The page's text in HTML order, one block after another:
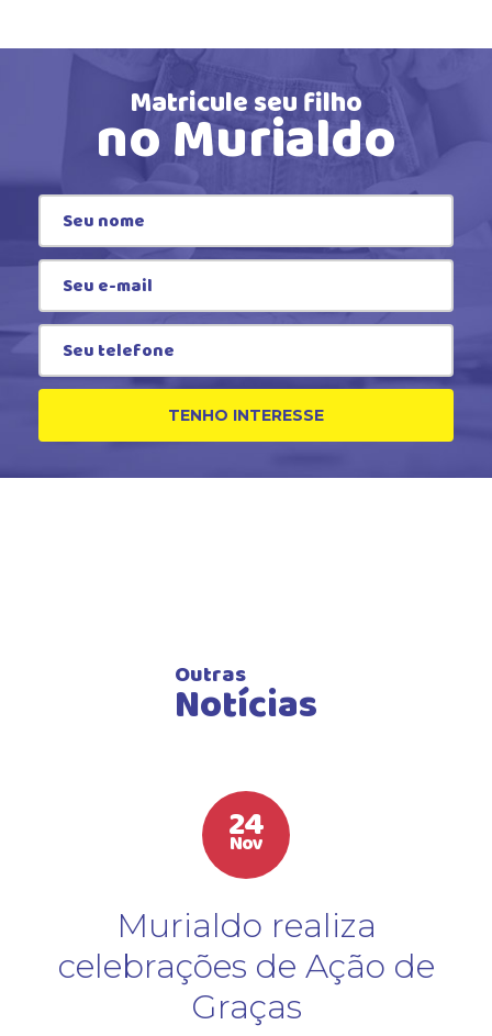
Matricule seu filho
no Murialdo
TENHO INTERESSE
Outras
Notícias
24
Nov
Murialdo realiza
celebrações de Ação de
Graças